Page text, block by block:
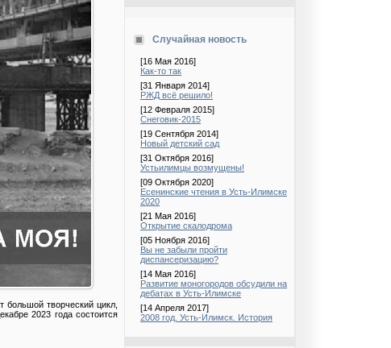
творческий цикл,
2023 года состоится
Случайная новость
[16 Мая 2016]
Как-то так
[31 Января 2014]
РЖД всё решило!
[12 Февраля 2015]
Снеговик-2015
[19 Сентября 2014]
Новый детский сад
[31 Октября 2016]
Устьилимцы возмущены!
[09 Октября 2020]
Есенинские чтения в Усть-Илимске
2020
[21 Мая 2016]
Открытие скалодрома
[05 Ноября 2016]
Вы не забыли пройти
диспансеризацию?
[14 Мая 2016]
Развитие моногородов обсудили на
дебатах в Усть-Илимске
[14 Апреля 2017]
2008 год. Усть-Илимск. История